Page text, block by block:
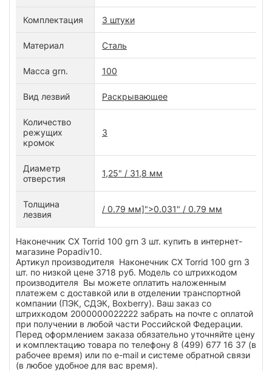
Комплектация 3 штуки
Материал Сталь
Масса grn. 100
Вид лезвий Раскрывающее
Количество
режущих
кромок
3
Диаметр
отверстия
1,25" / 31,8 мм
Толщина
лезвия
/ 0.79 мм]">0.031" / 0.79 мм
Наконечник CX Torrid 100 grn 3 шт. купить в интернет-
магазине Popadiv10.
Артикул производителя Наконечник CX Torrid 100 grn 3
шт. по низкой цене 3718 руб. Модель со штрихкодом
производителя Вы можете оплатить наложенным
платежем с доставкой или в отделении транспортной
компании (ПЭК, СДЭК, Boxberry). Ваш заказ со
штрихкодом 2000000022222 забрать на почте с оплатой
при получении в любой части Российской Федерации.
Перед оформлением заказа обязательно уточняйте цену
и комплектацию товара по телефону 8 (499) 677 16 37 (в
рабочее время) или по e-mail и системе обратной связи
(в любое удобное для вас время).